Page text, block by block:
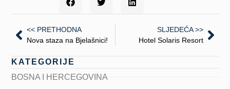
<< PRETHODNA
Nova staza na Bjelašnici!
SLJEDEĆA >>
Hotel Solaris Resort
KATEGORIJE
BOSNA I HERCEGOVINA